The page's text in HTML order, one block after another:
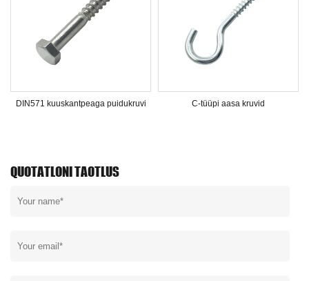
DIN571 kuuskantpeaga puidukruvi C-tüüpi aasa kruvid
QUOTATLONI TAOTLUS